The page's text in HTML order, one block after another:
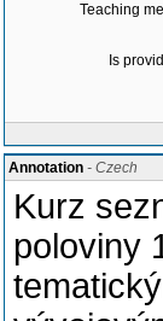
Teaching
Is
Annotation - Czech
Kurz
poloviny